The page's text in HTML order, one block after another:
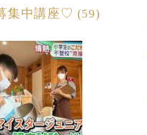
集中講座♡ (59)